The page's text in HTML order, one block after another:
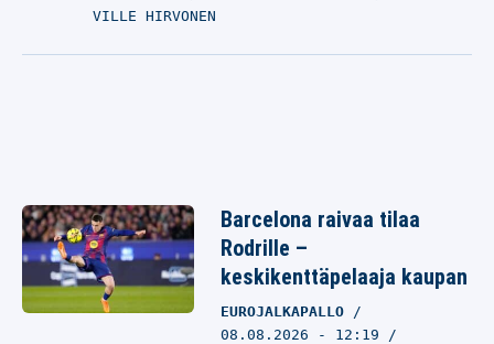
VILLE HIRVONEN
Barcelona raivaa tilaa
Rodrille –
keskikenttäpelaaja kaupan
EUROJALKAPALLO
08.08.2026 - 12:19